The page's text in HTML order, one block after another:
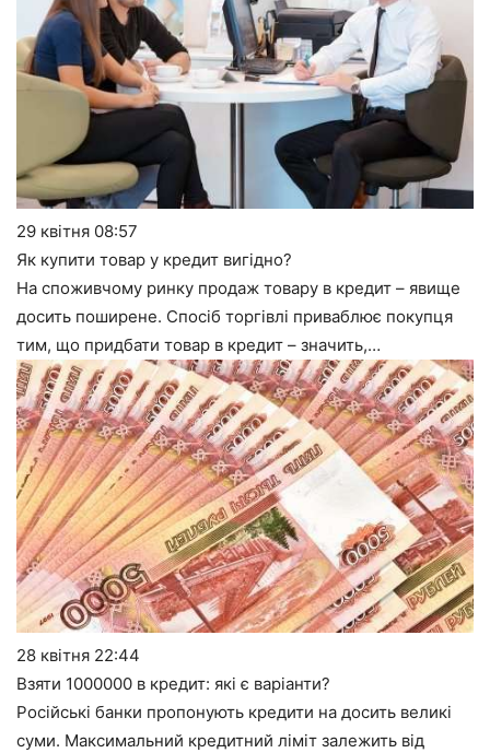
29 квітня 08:57
Як купити товар у кредит вигідно?
На споживчому ринку продаж товару в кредит – явище
досить поширене. Спосіб торгівлі приваблює покупця
тим, що придбати товар в кредит – значить,…
28 квітня 22:44
Взяти 1000000 в кредит: які є варіанти?
Російські банки пропонують кредити на досить великі
суми. Максимальний кредитний ліміт залежить від